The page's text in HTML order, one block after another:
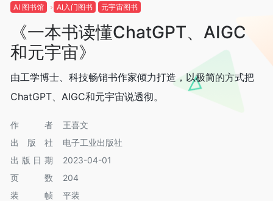
AI 图书馆 AI入门图书 元宇宙图书
《一本书读懂ChatGPT、AIGC
和元宇宙》
由工学博士、科技畅销书作家倾力打造，以极简的方式把
ChatGPT、AIGC和元宇宙说透彻。
作者
王喜文
出版社
电子工业出版社
出版日期
2023-04-01
页数
204
装帧
平装